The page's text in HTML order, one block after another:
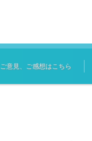
ご意見、ご感想はこちら